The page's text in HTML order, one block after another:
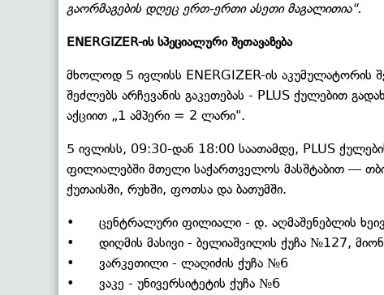
გაორმაგების დღეც ერთ-ერთი ასეთი მაგალითია".
ENERGIZER-ის სპეციალური შეთავაზება
მხოლოდ 5 ივლისს ENERGIZER-ის აკუმულატორის
შეძლებს არჩევანის გაკეთებას - PLUS ქულებით
აქციით „1 ამპერი = 2 ლარი".
5 ივლისს, 09:30-დან 18:00 საათამდე, PLUS
ფილიალებში მთელი საქართველოს მასშტაბით —
ქუთაისში, რუხში, ფოთსა და ბათუმში.
• ცენტრალური ფილიალი - დ. აღმაშენებლის
• დიღმის მასივი - ბელიაშვილის ქუჩა №127,
• ვარკეთილი - ლაღიძის ქუჩა №6
• ვაკე - უნივერსიტეტის ქუჩა №6